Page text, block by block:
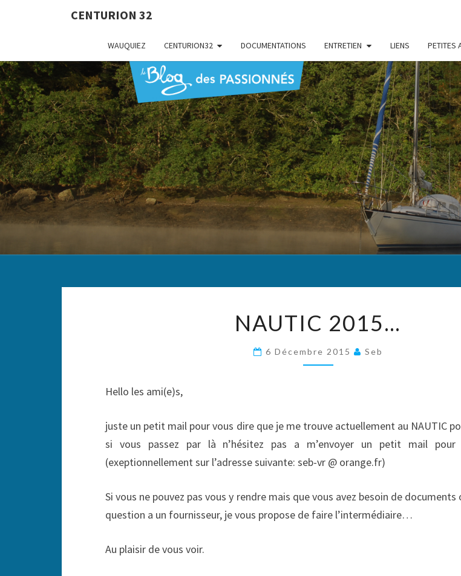
CENTURION 32
WAUQUIEZ CENTURION32 DOCUMENTATIONS ENTRETIEN LIENS PETITES
Le
2015…
NAUTIC 2015…
6 Décembre 2015 Seb
Hello les ami(e)s,
juste un petit mail pour vous dire que je me trouve actuellement au NAUTIC
si vous passez par là n’hésitez pas a m’envoyer un petit mail
(exeptionnellement sur l’adresse suivante: seb-vr @ orange.fr)
Si vous ne pouvez pas vous y rendre mais que vous avez besoin de documents
question a un fournisseur, je vous propose de faire l’intermédiaire…
Au plaisir de vous voir.